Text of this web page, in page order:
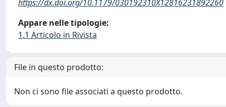
https://dx.doi.org/10.1179/030192310X12816231892260
Appare nelle tipologie:
1.1 Articolo in Rivista
File in questo prodotto:
Non ci sono file associati a questo prodotto.